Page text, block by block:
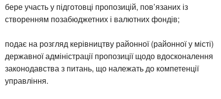
бере участь у підготовці пропозицій, пов’язаних із
створенням позабюджетних і валютних фондів;
подає на розгляд керівництву районної (районної у місті)
державної адміністрації пропозиції щодо вдосконалення
законодавства з питань, що належать до компетенції
управління.